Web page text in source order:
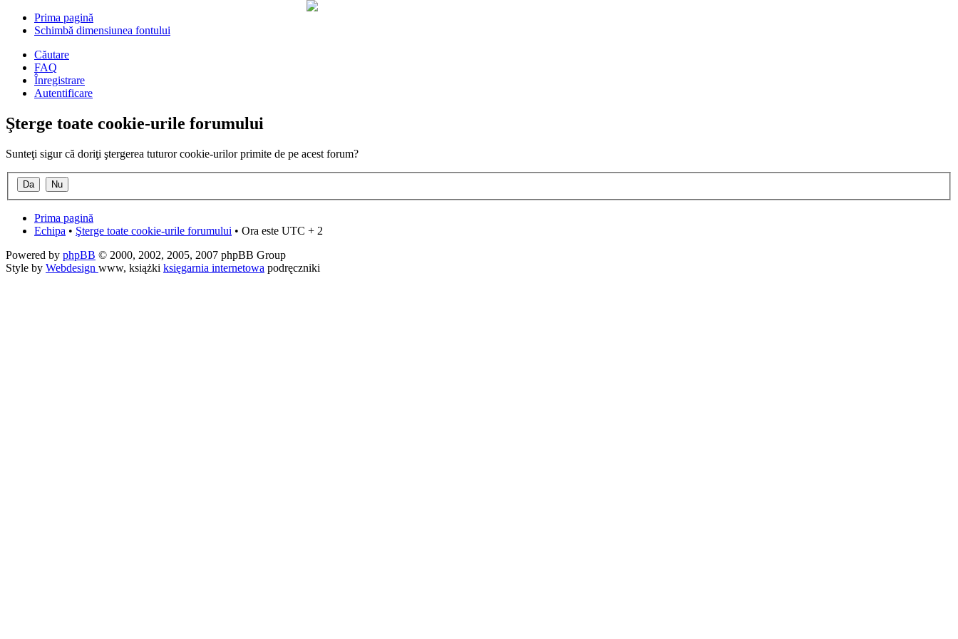
Prima pagină
Schimbă dimensiunea fontului
Căutare
FAQ
Înregistrare
Autentificare
Şterge toate cookie-urile forumului
Sunteţi sigur că doriţi ştergerea tuturor cookie-urilor primite de pe acest forum?
Prima pagină
Echipa • Şterge toate cookie-urile forumului • Ora este UTC + 2
Powered by phpBB © 2000, 2002, 2005, 2007 phpBB Group
Style by Webdesign www, książki księgarnia internetowa podręczniki